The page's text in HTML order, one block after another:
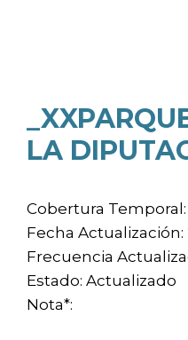
LA
Cobertura
Fecha Actualización:
Frecuencia
Estado: Actualizado
Nota*: